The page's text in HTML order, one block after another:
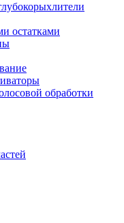
остатками
обработки